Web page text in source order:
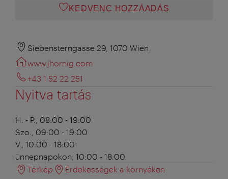
KEDVENC HOZZÁADÁS
Siebensterngasse 29, 1070 Wien
www.jhornig.com
+43 1 52 22 251
Nyitva tartás
H. - P., 08:00 - 19:00
Szo., 09:00 - 19:00
V., 10:00 - 18:00
ünnepnapokon, 10:00 - 18:00
Térkép
Érdekességek a környéken